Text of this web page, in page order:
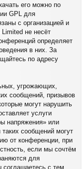
его можно по
GPL для
с организацией и
не несёт
определяет
в них. За
по адресу
угрожающих,
сообщений, призывов
могут нарушить
услуги
напряжения» или
сообщений могут
от конференции, при
если мы сочтём
для
с тем,